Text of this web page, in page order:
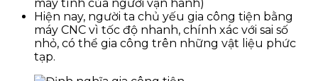
máy tính của người vận hành)
Hiện nay, người ta chủ yếu gia công tiện bằng
máy CNC vì tốc độ nhanh, chính xác với sai số
nhỏ, có thể gia công trên những vật liệu phức
tạp.